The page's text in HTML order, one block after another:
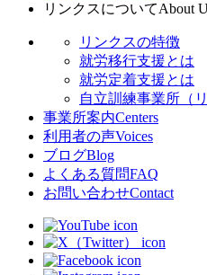
リンクスについてAbout
リンクスの特徴
就労移行支援とは
就労定着支援とは
自立訓練事業所（
事業所案内Centers
利用者の声Voices
ブログBlog
よくある質問FAQ
お問い合わせContact